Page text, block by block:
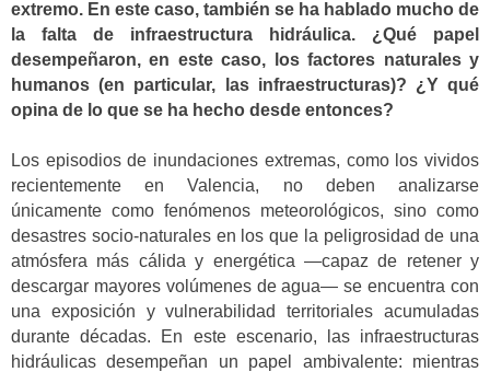
extremo. En este caso, también se ha hablado mucho de
la falta de infraestructura hidráulica. ¿Qué papel
desempeñaron, en este caso, los factores naturales y
humanos (en particular, las infraestructuras)? ¿Y qué
opina de lo que se ha hecho desde entonces?
Los episodios de inundaciones extremas, como los vividos
recientemente en Valencia, no deben analizarse
únicamente como fenómenos meteorológicos, sino como
desastres socio-naturales en los que la peligrosidad de una
atmósfera más cálida y energética —capaz de retener y
descargar mayores volúmenes de agua— se encuentra con
una exposición y vulnerabilidad territoriales acumuladas
durante décadas. En este escenario, las infraestructuras
hidráulicas desempeñan un papel ambivalente: mientras